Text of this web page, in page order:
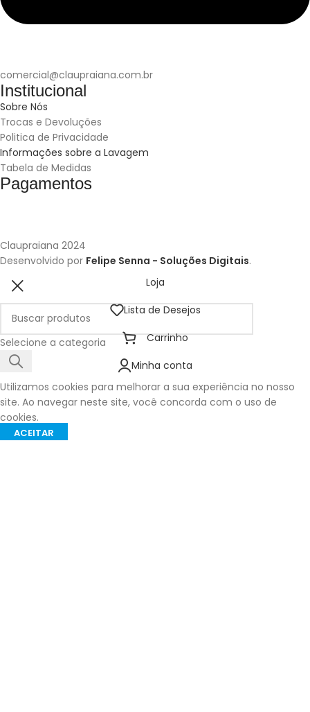
comercial@claupraiana.com.br
Institucional
Sobre Nós
Trocas e Devoluções
Politica de Privacidade
Informações sobre a Lavagem
Tabela de Medidas
Pagamentos
Claupraiana 2024
Desenvolvido por Felipe Senna - Soluções Digitais.
Selecione a categoria
Loja
Lista de Desejos
Carrinho
Minha conta
Utilizamos cookies para melhorar a sua experiência no nosso
site. Ao navegar neste site, você concorda com o uso de
cookies.
ACEITAR